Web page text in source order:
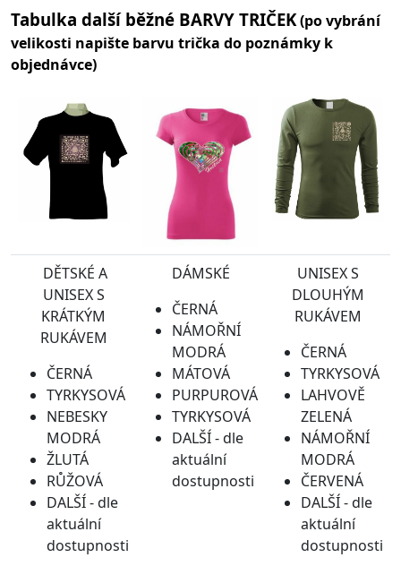
Tabulka další běžné BARVY TRIČEK(po vybrání
velikosti napište barvu trička do poznámky k
objednávce)
DĚTSKÉ A
UNISEX S
KRÁTKÝM
RUKÁVEM
ČERNÁ
TYRKYSOVÁ
NEBESKY
MODRÁ
ŽLUTÁ
RŮŽOVÁ
DALŠÍ - dle
aktuální
dostupnosti
DÁMSKÉ
ČERNÁ
NÁMOŘNÍ
MODRÁ
MÁTOVÁ
PURPUROVÁ
TYRKYSOVÁ
DALŠÍ - dle
aktuální
dostupnosti
UNISEX S
DLOUHÝM
RUKÁVEM
ČERNÁ
TYRKYSOVÁ
LAHVOVĚ
ZELENÁ
NÁMOŘNÍ
MODRÁ
ČERVENÁ
DALŠÍ - dle
aktuální
dostupnosti